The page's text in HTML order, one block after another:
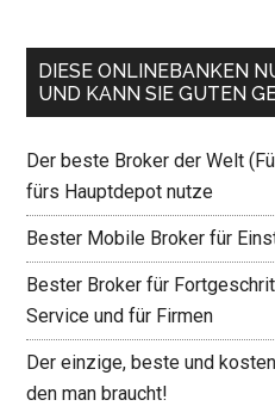
DIESE ONLINEBANKEN
UND KANN SIE GUTEN
Der beste Broker der Welt
fürs Hauptdepot nutze
Bester Mobile Broker für
Bester Broker für
Service und für Firmen
Der einzige, beste und
den man braucht!